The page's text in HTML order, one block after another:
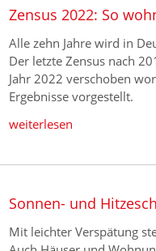
Zensus 2022: So
Alle zehn Jahre wird in
Der letzte Zensus nach
Jahr 2022 verschoben
Ergebnisse vorgestellt.
weiterlesen
Sonnen- und
Mit leichter Verspätung